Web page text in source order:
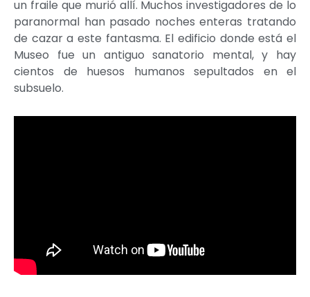
un fraile que murió allí. Muchos investigadores de lo
paranormal han pasado noches enteras tratando
de cazar a este fantasma. El edificio donde está el
Museo fue un antiguo sanatorio mental, y hay
cientos de huesos humanos sepultados en el
subsuelo.